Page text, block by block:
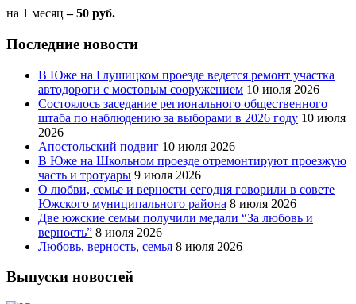
на 1 месяц – 50 руб.
Последние новости
В Юже на Глушицком проезде ведется ремонт участка
автодороги с мостовым сооружением 10 июля 2026
Состоялось заседание регионального общественного
штаба по наблюдению за выборами в 2026 году 10 июля
2026
Апостольский подвиг 10 июля 2026
В Юже на Школьном проезде отремонтируют проезжую
часть и тротуары 9 июля 2026
О любви, семье и верности сегодня говорили в совете
Южского муниципального района 8 июля 2026
Две южские семьи получили медали “За любовь и
верность” 8 июля 2026
Любовь, верность, семья 8 июля 2026
Выпуски новостей